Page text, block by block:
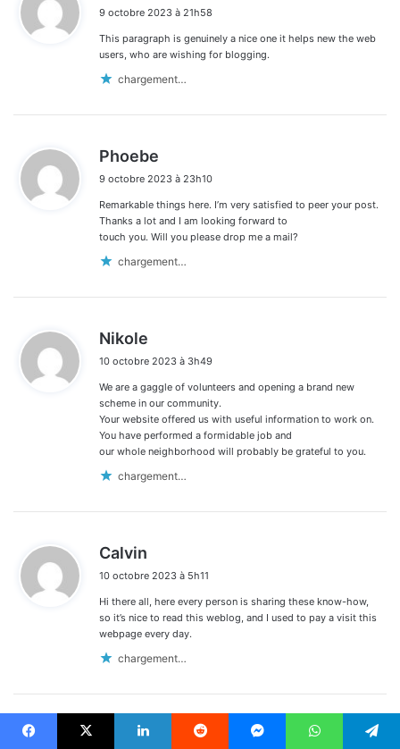
t
:
9 octobre 2023 à 21h58
This paragraph is genuinely a nice one it helps new the web
users, who are wishing for blogging.
chargement…
Phoebe
t
:
9 octobre 2023 à 23h10
Remarkable things here. I’m very satisfied to peer your post.
Thanks a lot and I am looking forward to
touch you. Will you please drop me a mail?
chargement…
Nikole
t
:
10 octobre 2023 à 3h49
We are a gaggle of volunteers and opening a brand new
scheme in our community.
Your website offered us with useful information to work on.
You have performed a formidable job and
our whole neighborhood will probably be grateful to you.
chargement…
Calvin
t
10 octobre 2023 à 5h11
Hi there all, here every person is sharing these know-how,
so it’s nice to read this weblog, and I used to pay a visit this
webpage every day.
chargement…
Rhead